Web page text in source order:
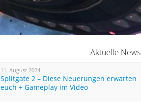
Aktuelle News
11. August 2024
Splitgate 2 – Diese Neuerungen erwarten
euch + Gameplay im Video